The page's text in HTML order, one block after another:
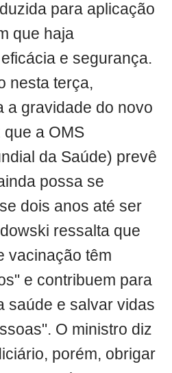
para aplicação
que haja
e segurança.
nesta terça,
a gravidade do novo
a OMS
da Saúde) prevê
possa se
dois anos até ser
ressalta que
vacinação têm
e contribuem para
saúde e salvar vidas
O ministro diz
porém, obrigar